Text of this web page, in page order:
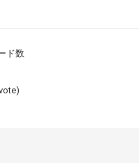
ド数